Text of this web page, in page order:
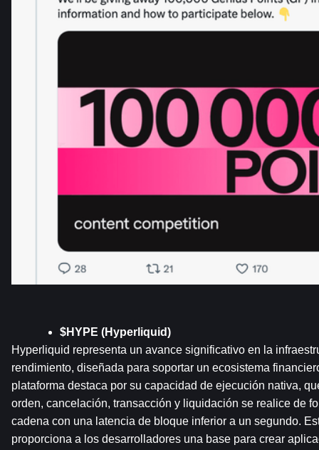
$HYPE (Hyperliquid)
Hyperliquid representa un avance significativo en la
rendimiento, diseñada para soportar un ecosistema
plataforma destaca por su capacidad de ejecución nativa,
orden, cancelación, transacción y liquidación se realice de
cadena con una latencia de bloque inferior a un segundo.
proporciona a los desarrolladores una base para crear